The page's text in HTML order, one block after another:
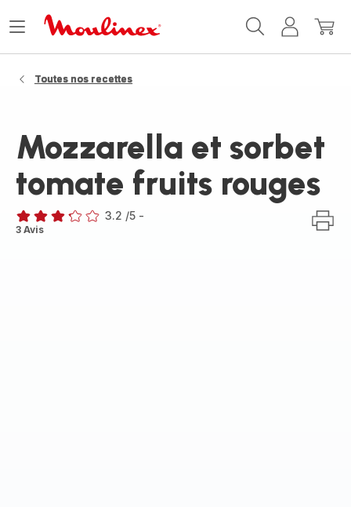
MonMon
Ouvrir
Toutes nos recettes
Mozzarella et sorbet
tomate fruits rouges
ratings.3.2
3.2 /5 -
3 Avis